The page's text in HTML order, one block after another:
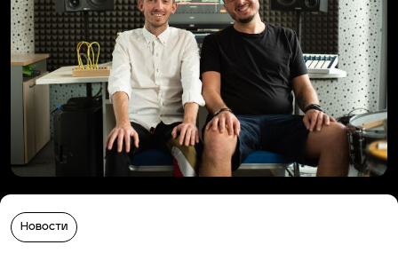
Новости